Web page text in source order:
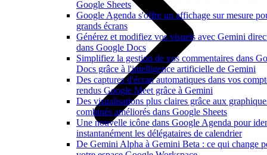
Google Sheets
Google Agenda s'offre un affichage sur mesure
grands écrans
Générez et modifiez vos visuels avec Gemini
dans Google Docs
Simplifiez la gestion de vos commentaires dans
Docs grâce à l'intelligence artificielle de Gemini
Des captures d'écran automatiques dans vos
rendus Google Meet grâce à Gemini
Des visualisations plus claires grâce aux
combinés améliorés dans Google Sheets
Une nouvelle icône dans Google Agenda pour
instantanément les délégataires de calendrier
De Gemini Alpha à Gemini Beta : ce qui change